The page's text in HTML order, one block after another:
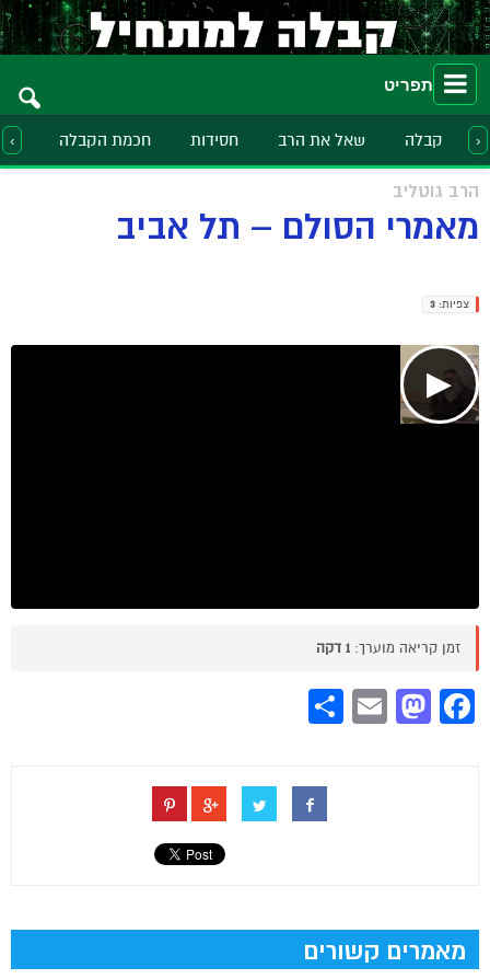
תפריט
קבלה שאל את הרב חסידות חכמת הקבלה ›
‹
הרב גוטליב
מאמרי הסולם – תל אביב
צפיות: 3
▶
זמן קריאה מוערך: 1 דקה
Facebook
Mastodon
Email
מאמרים קשורים